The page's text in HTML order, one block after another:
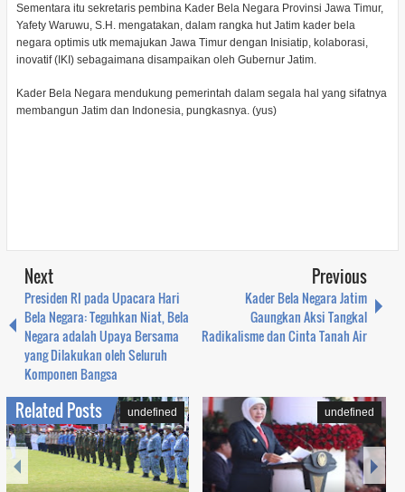
Sementara itu sekretaris pembina Kader Bela Negara Provinsi Jawa Timur,
Yafety Waruwu, S.H. mengatakan, dalam rangka hut Jatim kader bela
negara optimis utk memajukan Jawa Timur dengan Inisiatip, kolaborasi,
inovatif (IKI) sebagaimana disampaikan oleh Gubernur Jatim.
Kader Bela Negara mendukung pemerintah dalam segala hal yang sifatnya
membangun Jatim dan Indonesia, pungkasnya. (yus)
Next
Presiden RI pada Upacara Hari
Bela Negara: Teguhkan Niat, Bela
Negara adalah Upaya Bersama
yang Dilakukan oleh Seluruh
Komponen Bangsa
Previous
Kader Bela Negara Jatim
Gaungkan Aksi Tangkal
Radikalisme dan Cinta Tanah Air
Related Posts undefined undefined